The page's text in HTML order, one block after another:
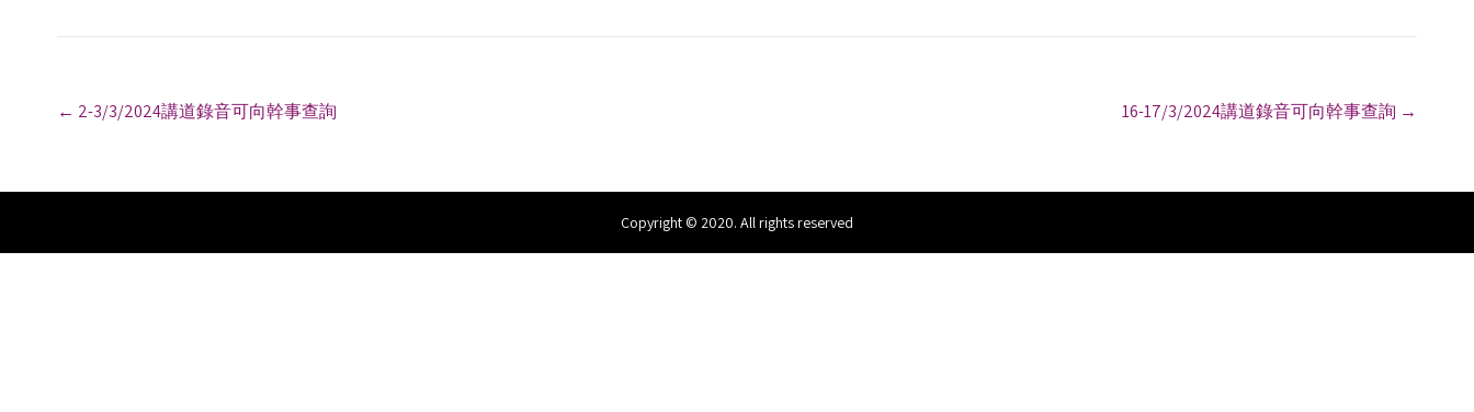
o
n
← 2-3/3/2024講道錄音可向幹事查詢 16-17/3/2024講道錄音可向幹事查詢 →
Copyright © 2020. All rights reserved